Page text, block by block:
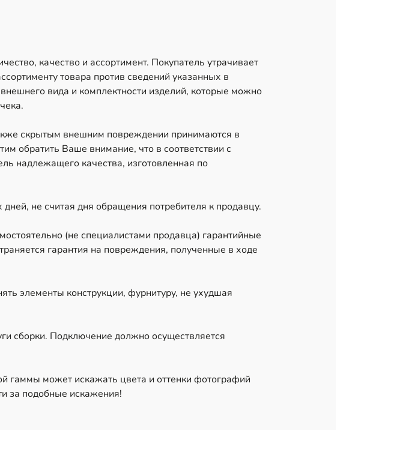
качество и ассортимент. Покупатель утрачивает
товара против сведений указанных в
вида и комплектности изделий, которые можно
скрытым внешним повреждении принимаются в
обратить Ваше внимание, что в соответствии с
надлежащего качества, изготовленная по
не считая дня обращения потребителя к продавцу.
(не специалистами продавца) гарантийные
гарантия на повреждения, полученные в ходе
элементы конструкции, фурнитуру, не ухудшая
сборки. Подключение должно осуществляется
гаммы может искажать цвета и оттенки фотографий
за подобные искажения!